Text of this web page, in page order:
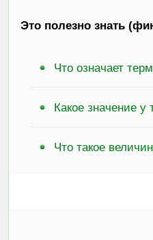
Это полезно знать
Что означает
Какое значение у
Что такое